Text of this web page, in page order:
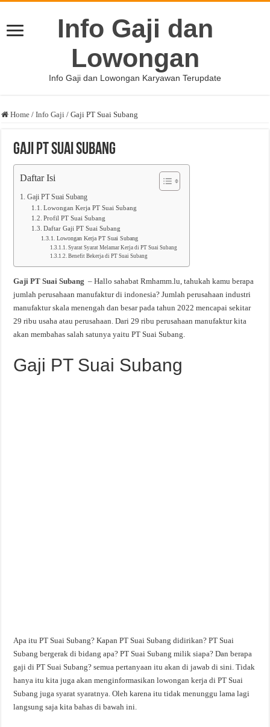
Info Gaji dan
Lowongan
Info Gaji dan Lowongan Karyawan Terupdate
Home / Info Gaji / Gaji PT Suai Subang
Gaji PT Suai Subang
Daftar Isi
Gaji PT Suai Subang
Lowongan Kerja PT Suai Subang
Profil PT Suai Subang
Daftar Gaji PT Suai Subang
Lowongan Kerja PT Suai Subang
Syarat Syarat Melamar Kerja di PT Suai Subang
Benefit Bekerja di PT Suai Subang
Gaji PT Suai Subang – Hallo sahabat Rmhamm.lu, tahukah kamu berapa
jumlah perusahaan manufaktur di indonesia? Jumlah perusahaan industri
manufaktur skala menengah dan besar pada tahun 2022 mencapai sekitar
29 ribu usaha atau perusahaan. Dari 29 ribu perusahaan manufaktur kita
akan membahas salah satunya yaitu PT Suai Subang.
Gaji PT Suai Subang
Apa itu PT Suai Subang? Kapan PT Suai Subang didirikan? PT Suai
Subang bergerak di bidang apa? PT Suai Subang milik siapa? Dan berapa
gaji di PT Suai Subang? semua pertanyaan itu akan di jawab di sini. Tidak
hanya itu kita juga akan menginformasikan lowongan kerja di PT Suai
Subang juga syarat syaratnya. Oleh karena itu tidak menunggu lama lagi
langsung saja kita bahas di bawah ini.